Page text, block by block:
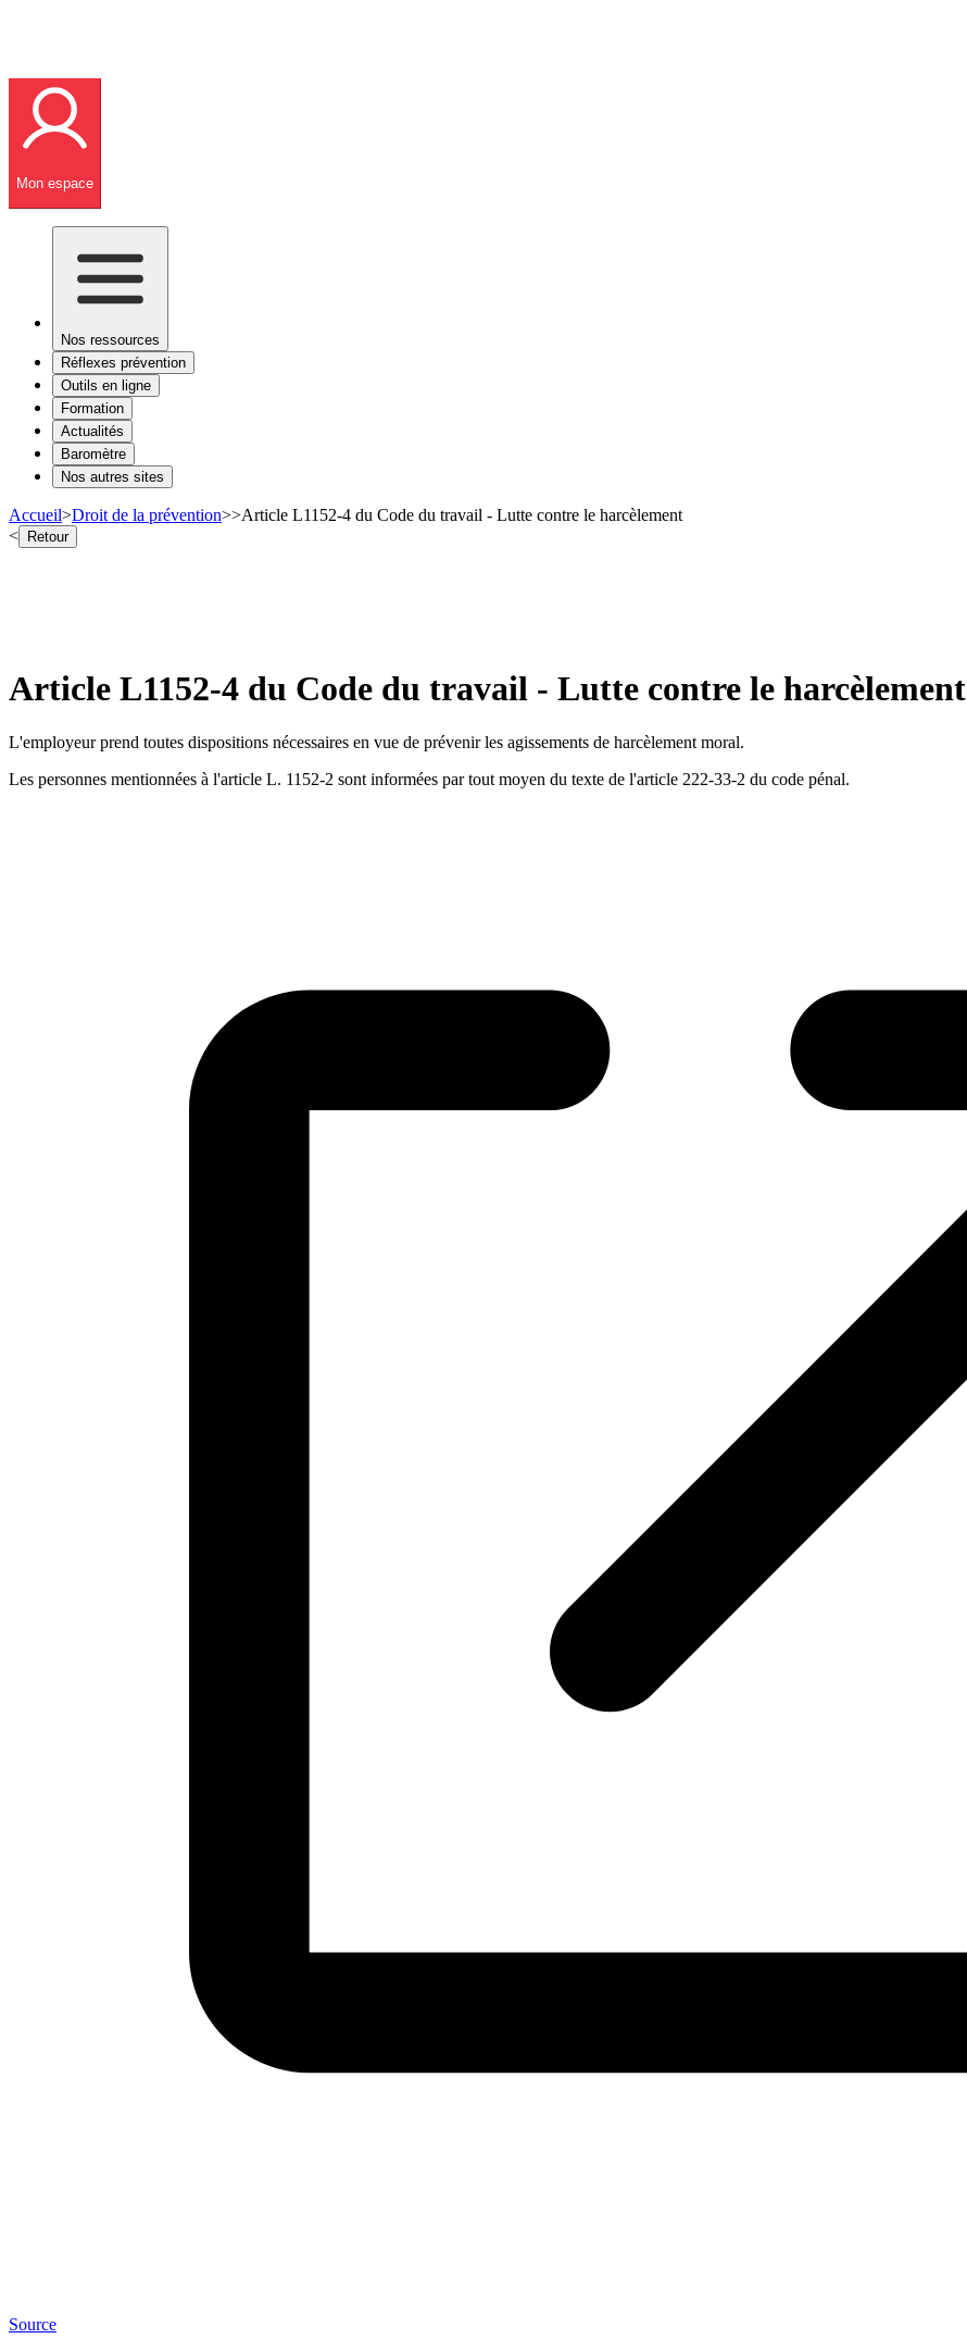
Mon espace
Nos ressources
Réflexes prévention
Outils en ligne
Formation
Actualités
Baromètre
Nos autres sites
Accueil>Droit de la prévention>>Article L1152-4 du Code du travail - Lutte contre le harcèlement
< Retour
Article L1152-4 du Code du travail - Lutte contre le harcèlement
L'employeur prend toutes dispositions nécessaires en vue de prévenir les agissements de harcèlement moral.
Les personnes mentionnées à l'article L. 1152-2 sont informées par tout moyen du texte de l'article 222-33-2 du code pénal.
Source